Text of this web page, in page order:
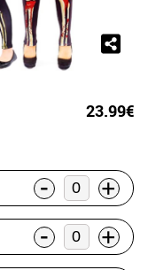
23.99€
- +
- +